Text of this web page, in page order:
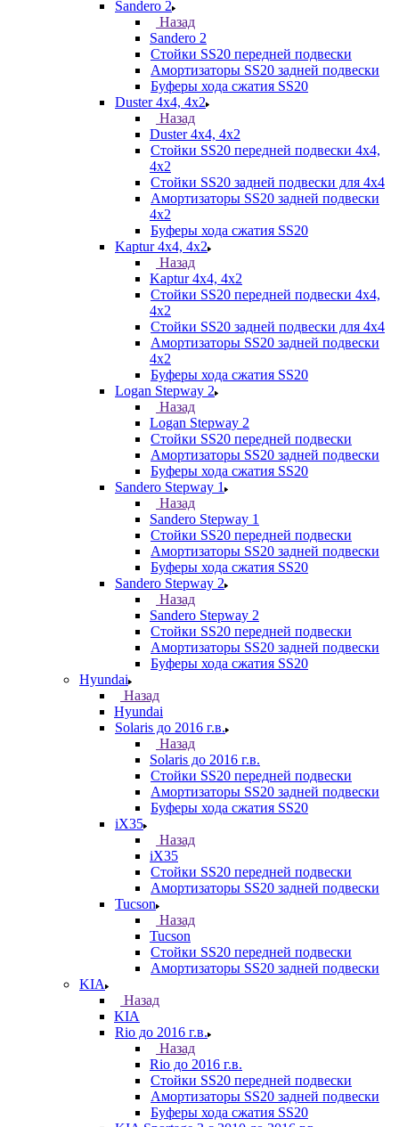
Sandero 2
Назад
Sandero 2
Стойки SS20 передней подвески
Амортизаторы SS20 задней подвески
Буферы хода сжатия SS20
Duster 4х4, 4x2
Назад
Duster 4х4, 4x2
Стойки SS20 передней подвески 4х4,
4x2
Стойки SS20 задней подвески для 4х4
Амортизаторы SS20 задней подвески
4х2
Буферы хода сжатия SS20
Kaptur 4х4, 4х2
Назад
Kaptur 4х4, 4х2
Стойки SS20 передней подвески 4х4,
4x2
Стойки SS20 задней подвески для 4х4
Амортизаторы SS20 задней подвески
4х2
Буферы хода сжатия SS20
Logan Stepway 2
Назад
Logan Stepway 2
Стойки SS20 передней подвески
Амортизаторы SS20 задней подвески
Буферы хода сжатия SS20
Sandero Stepway 1
Назад
Sandero Stepway 1
Стойки SS20 передней подвески
Амортизаторы SS20 задней подвески
Буферы хода сжатия SS20
Sandero Stepway 2
Назад
Sandero Stepway 2
Стойки SS20 передней подвески
Амортизаторы SS20 задней подвески
Буферы хода сжатия SS20
Hyundai
Назад
Hyundai
Solaris до 2016 г.в.
Назад
Solaris до 2016 г.в.
Стойки SS20 передней подвески
Амортизаторы SS20 задней подвески
Буферы хода сжатия SS20
iX35
Назад
iX35
Стойки SS20 передней подвески
Амортизаторы SS20 задней подвески
Tucson
Назад
Tucson
Стойки SS20 передней подвески
Амортизаторы SS20 задней подвески
KIA
Назад
KIA
Rio до 2016 г.в.
Назад
Rio до 2016 г.в.
Стойки SS20 передней подвески
Амортизаторы SS20 задней подвески
Буферы хода сжатия SS20